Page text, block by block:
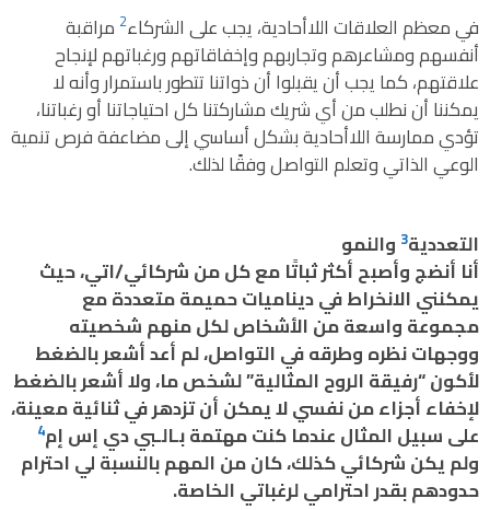
في معظم العلاقات اللاأحادية، يجب على الشركاء2 مراقبة
أنفسهم ومشاعرهم وتجاربهم وإخفاقاتهم ورغباتهم لإنجاح
علاقتهم، كما يجب أن يقبلوا أن ذواتنا تتطور باستمرار وأنه لا
يمكننا أن نطلب من أي شريك مشاركتنا كل احتياجاتنا أو رغباتنا،
تؤدي ممارسة اللاأحادية بشكل أساسي إلى مضاعفة فرص تنمية
الوعي الذاتي وتعلم التواصل وفقًا لذلك.
التعددية3 والنمو
أنا أنضج وأصبح أكثر ثباتًا مع كل من شركائي/اتي، حيث
يمكنني الانخراط في ديناميات حميمة متعددة مع
مجموعة واسعة من الأشخاص لكل منهم شخصيته
ووجهات نظره وطرقه في التواصل، لم أعد أشعر بالضغط
لأكون “رفيقة الروح المثالية” لشخص ما، ولا أشعر بالضغط
لإخفاء أجزاء من نفسي لا يمكن أن تزدهر في ثنائية معينة،
على سبيل المثال عندما كنت مهتمة بـالـبي دي إس إم4
ولم يكن شركائي كذلك، كان من المهم بالنسبة لي احترام
حدودهم بقدر احترامي لرغباتي الخاصة.